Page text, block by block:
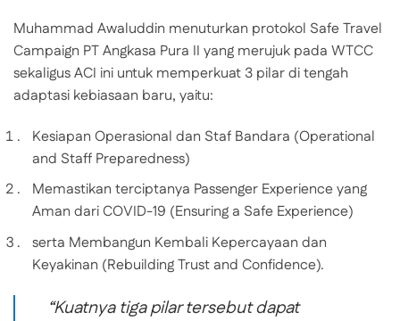
Muhammad Awaluddin menuturkan protokol Safe Travel
Campaign PT Angkasa Pura II yang merujuk pada WTCC
sekaligus ACI ini untuk memperkuat 3 pilar di tengah
adaptasi kebiasaan baru, yaitu:
Kesiapan Operasional dan Staf Bandara (Operational
and Staff Preparedness)
Memastikan terciptanya Passenger Experience yang
Aman dari COVID-19 (Ensuring a Safe Experience)
serta Membangun Kembali Kepercayaan dan
Keyakinan (Rebuilding Trust and Confidence).
“Kuatnya tiga pilar tersebut dapat